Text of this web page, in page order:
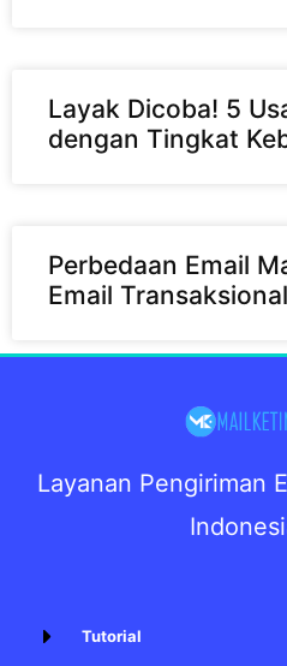
Layak Dicoba! 5
dengan Tingkat
Perbedaan Email
Email
Layanan Pengiriman
Tutorial